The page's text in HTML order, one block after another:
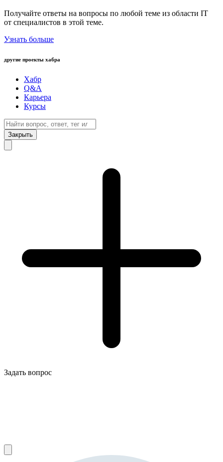
Получайте ответы на вопросы по любой теме из области IT
от специалистов в этой теме.
Узнать больше
другие проекты хабра
Хабр
Q&A
Карьера
Курсы
Закрыть
Задать вопрос